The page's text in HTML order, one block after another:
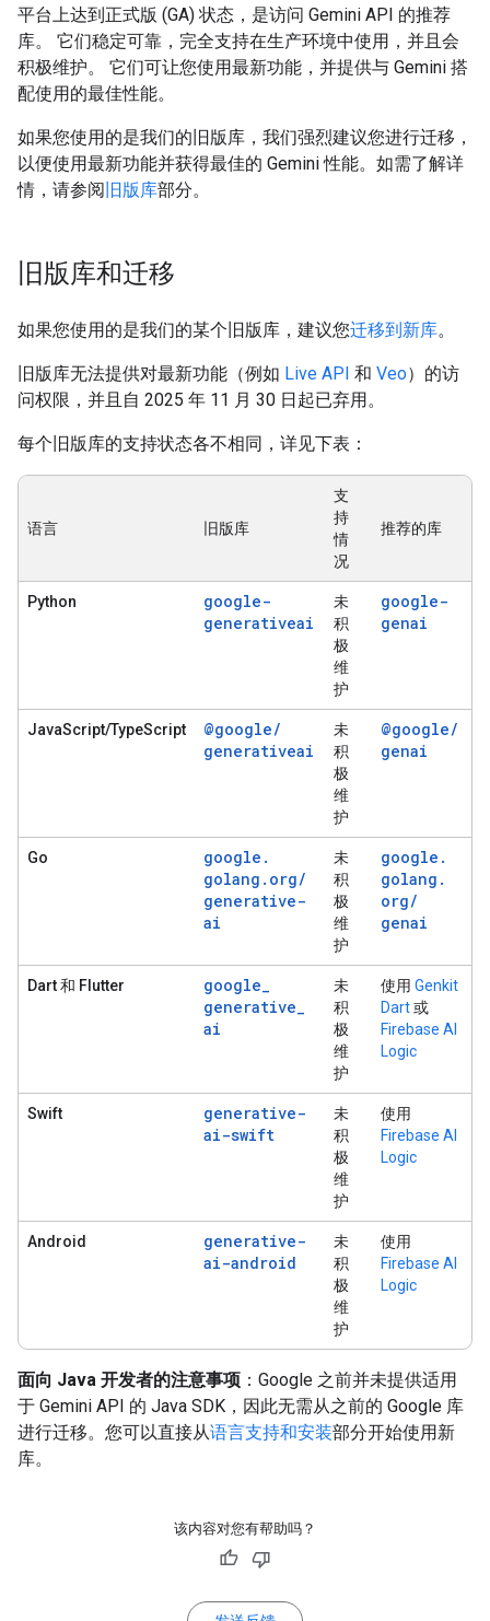
平台上达到正式版 (GA) 状态，是访问 Gemini API 的推荐
库。 它们稳定可靠，完全支持在生产环境中使用，并且会
积极维护。 它们可让您使用最新功能，并提供与 Gemini 搭
配使用的最佳性能。
如果您使用的是我们的旧版库，我们强烈建议您进行迁移，
以便使用最新功能并获得最佳的 Gemini 性能。如需了解详
情，请参阅 旧版库部分。
旧版库和迁移
如果您使用的是我们的某个旧版库，建议您迁移到新库。
旧版库无法提供对最新功能（例如 Live API 和 Veo）的访
问权限，并且自 2025 年 11 月 30 日起已弃用。
每个旧版库的支持状态各不相同，详见下表：
语言 旧版库
支
持
情
况
推荐的库
Python
google-
generativeai
未
积
极
维
护
google-
genai
JavaScript/TypeScript @google/
generativeai
未
积
极
维
护
@google/
genai
Go google .
golang . org/
generative-
ai
未
积
极
维
护
google .
golang .
org/
genai
Dart 和 Flutter google_
generative_
ai
未
积
极
维
护
使用 Genkit
Dart或
Firebase AI
Logic
Swift
generative-
ai-swift
未
积
极
维
护
使用
Firebase AI
Logic
Android
generative-
ai-android
未
积
极
维
护
使用
Firebase AI
Logic
面向 Java 开发者的注意事项 ：Google 之前并未提供适用
于 Gemini API 的 Java SDK，因此无需从之前的 Google 库
进行迁移。您可以直接从语言支持和安装部分开始使用新
库。
该内容对您有帮助吗？